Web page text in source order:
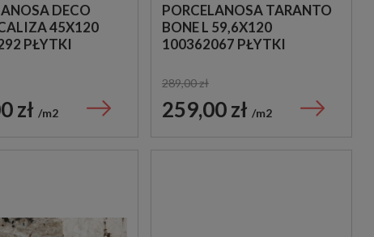
DECO
45X120
PŁYTKI
zł m2
PORCELANOSA TARANTO
BONE L 59,6X120
100362067 PŁYTKI
289,00 zł
259,00 zł m2